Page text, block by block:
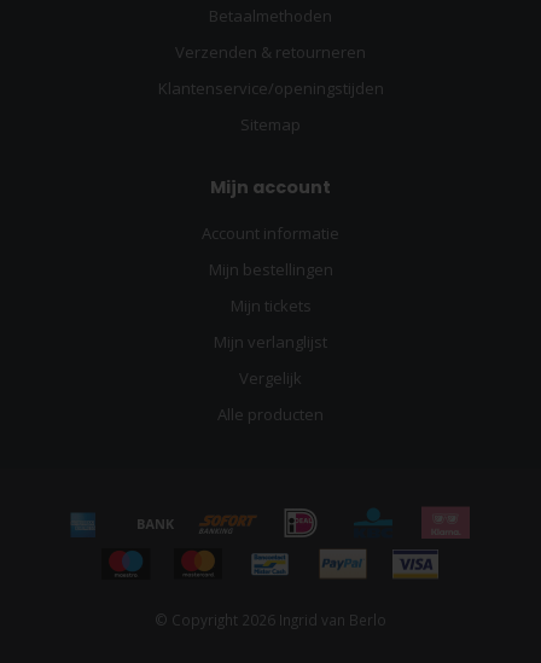
Betaalmethoden
Verzenden & retourneren
Klantenservice/openingstijden
Sitemap
Mijn account
Account informatie
Mijn bestellingen
Mijn tickets
Mijn verlanglijst
Vergelijk
Alle producten
© Copyright 2026 Ingrid van Berlo